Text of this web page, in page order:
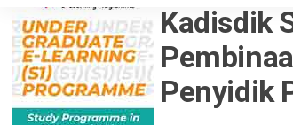
Kadisdik
Penyidik